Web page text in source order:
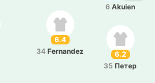
6 Akuien
6.2
35 Петер
6.4
34 Fernandez